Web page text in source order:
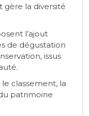
gère la diversité
l’ajout
de dégustation
issus
classement, la
patrimoine